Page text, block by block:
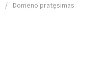
Domeno pratęsimas